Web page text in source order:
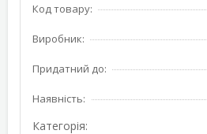
Код товару:
Виробник:
Придатний до:
Наявність:
Категорія: